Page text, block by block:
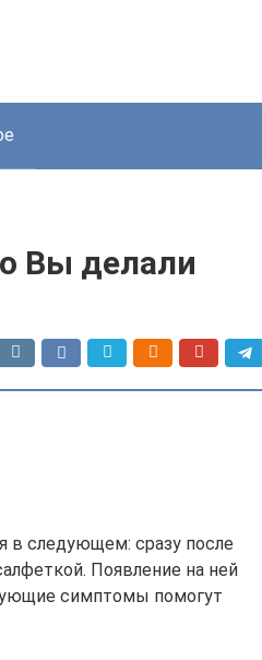
Вы делали
в следующем: сразу после
Появление на ней
симптомы помогут